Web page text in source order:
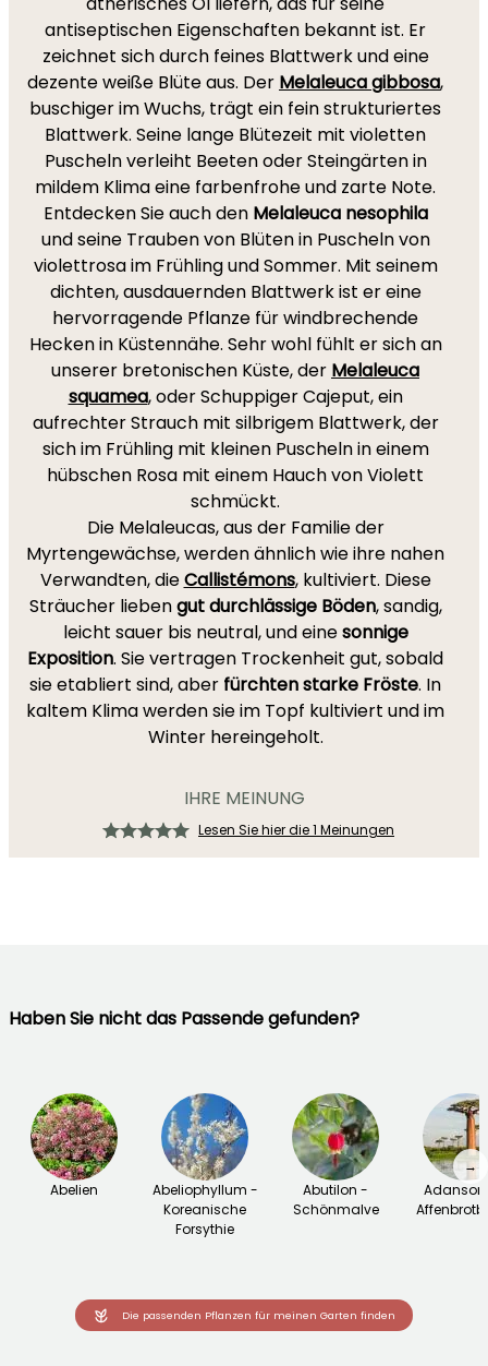
antiseptischen Eigenschaften bekannt ist. Er
zeichnet sich durch feines Blattwerk und eine
dezente weiße Blüte aus. Der Melaleuca gibbosa,
buschiger im Wuchs, trägt ein fein strukturiertes
Blattwerk. Seine lange Blütezeit mit violetten
Puscheln verleiht Beeten oder Steingärten in
mildem Klima eine farbenfrohe und zarte Note.
Entdecken Sie auch den Melaleuca nesophila
und seine Trauben von Blüten in Puscheln von
violettrosa im Frühling und Sommer. Mit seinem
dichten, ausdauernden Blattwerk ist er eine
hervorragende Pflanze für windbrechende
Hecken in Küstennähe. Sehr wohl fühlt er sich an
unserer bretonischen Küste, der Melaleuca
squamea,oder Schuppiger Cajeput, ein
aufrechter Strauch mit silbrigem Blattwerk, der
sich im Frühling mit kleinen Puscheln in einem
hübschen Rosa mit einem Hauch von Violett
schmückt.
Die Melaleucas, aus der Familie der
Myrtengewächse, werden ähnlich wie ihre nahen
Verwandten, dieCallistémons, kultiviert. Diese
Sträucher liebengut durchlässige Böden, sandig,
leicht sauer bis neutral, und einesonnige
Exposition. Sie vertragen Trockenheit gut, sobald
sie etabliert sind, aber fürchten starke Fröste. In
kaltem Klima werden sie im Topf kultiviert und im
Winter hereingeholt.
IHRE MEINUNG
Lesen Sie hier die 1 Meinungen
Haben Sie nicht das Passende gefunden?
Abelien
Abeliophyllum -
Koreanische
Forsythie
Abutilon -
Schönmalve
→
Die passenden Pflanzen für meinen Garten finden